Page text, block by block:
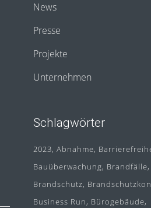
News
Presse
Projekte
Unternehmen
Schlagwörter
2023 Abnahme
Bauüberwachung Brandfälle
Brandschutz
Business Run
Bürogebäude